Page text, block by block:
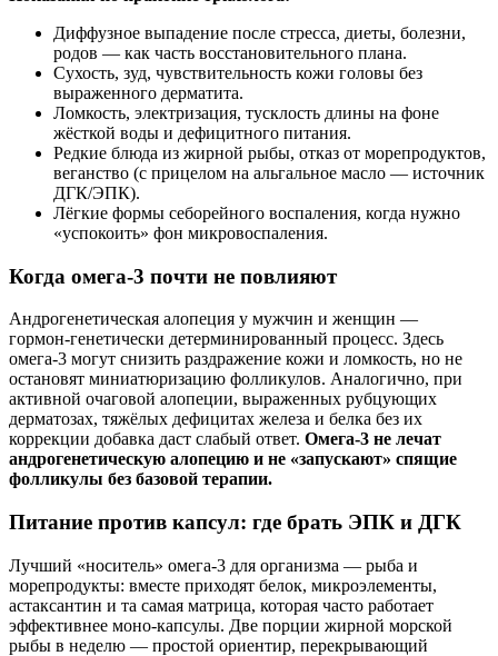
Диффузное выпадение после стресса, диеты, болезни,
родов — как часть восстановительного плана.
Сухость, зуд, чувствительность кожи головы без
выраженного дерматита.
Ломкость, электризация, тусклость длины на фоне
жёсткой воды и дефицитного питания.
Редкие блюда из жирной рыбы, отказ от морепродуктов,
веганство (с прицелом на альгальное масло — источник
ДГК/ЭПК).
Лёгкие формы себорейного воспаления, когда нужно
«успокоить» фон микровоспаления.
Когда омега‑3 почти не повлияют
Андрогенетическая алопеция у мужчин и женщин —
гормон‑генетически детерминированный процесс. Здесь
омега‑3 могут снизить раздражение кожи и ломкость, но не
остановят миниатюризацию фолликулов. Аналогично, при
активной очаговой алопеции, выраженных рубцующих
дерматозах, тяжёлых дефицитах железа и белка без их
коррекции добавка даст слабый ответ. Омега‑3 не лечат
андрогенетическую алопецию и не «запускают» спящие
фолликулы без базовой терапии.
Питание против капсул: где брать ЭПК и ДГК
Лучший «носитель» омега‑3 для организма — рыба и
морепродукты: вместе приходят белок, микроэлементы,
астаксантин и та самая матрица, которая часто работает
эффективнее моно‑капсулы. Две порции жирной морской
рыбы в неделю — простой ориентир, перекрывающий